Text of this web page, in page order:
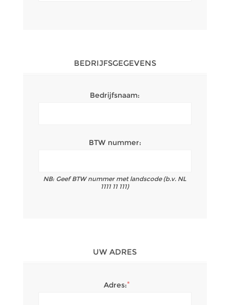
BEDRIJFSGEGEVENS
Bedrijfsnaam:
BTW nummer:
NB: Geef BTW nummer met landscode (b.v. NL
1111 11 111)
UW ADRES
Adres:*